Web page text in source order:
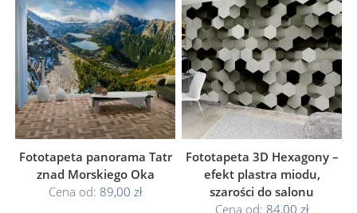
Fototapeta panorama Tatr
znad Morskiego Oka
Cena od: 89,00 zł
Fototapeta 3D Hexagony –
efekt plastra miodu,
szarości do salonu
Cena od: 84,00 zł